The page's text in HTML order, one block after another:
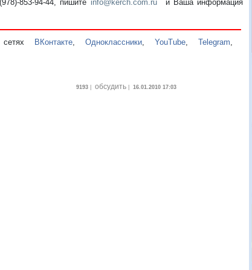
853-94-44, пишите info@kerch.com.ru и Ваша информация
сетях ВКонтакте Одноклассники ,YouTube ,Telegram
9193| обсудить| 16.01.2010 17:03